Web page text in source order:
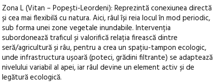
Zona L (Vitan – Popești-Leordeni): Reprezintă conexiunea directă
și cea mai flexibilă cu natura. Aici, râul își reia locul în mod periodic,
sub forma unei zone vegetale inundabile. Intervenția
subordonează traficul și valorifică relația firească dintre
seră/agricultură și râu, pentru a crea un spațiu-tampon ecologic,
unde infrastructura ușoară (poteci, grădini filtrante) se adaptează
nivelului variabil al apei, iar râul devine un element activ și de
legătură ecologică.